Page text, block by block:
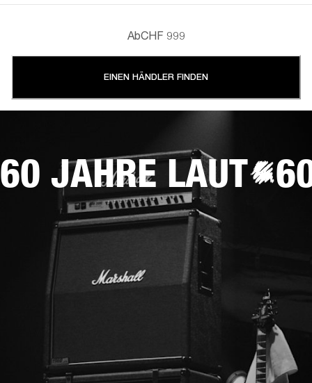
AbCHF 999
EINEN HÄNDLER FINDEN
60 JAHRE LAUT